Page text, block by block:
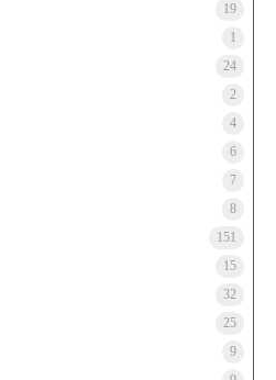
19
1
24
2
4
6
7
8
151
15
32
25
9